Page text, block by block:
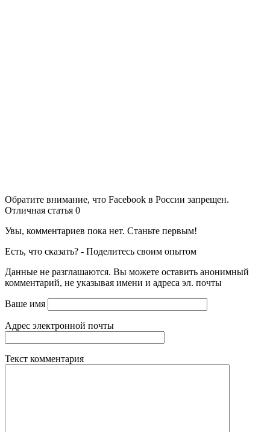
Обратите внимание, что Facebook в России запрещен.
Отличная статья 0
Увы, комментариев пока нет. Станьте первым!
Есть, что сказать? - Поделитесь своим опытом
Данные не разглашаются. Вы можете оставить анонимный
комментарий, не указывая имени и адреса эл. почты
Ваше имя
Адрес электронной почты
Текст комментария